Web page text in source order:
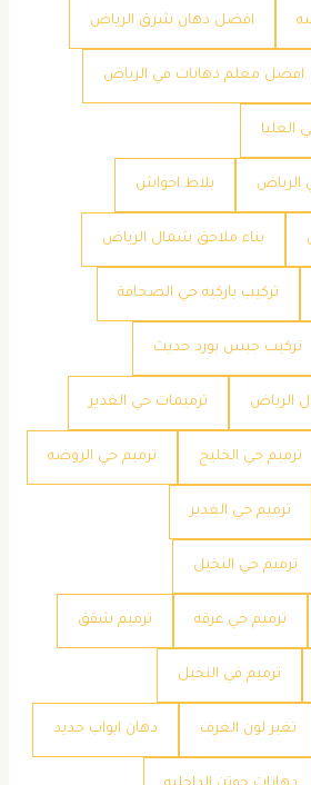
افضل دهان شرق الرياض
افضل معلم دهانات في الرياض
الرياض بلاط احواش
بناء ملاحق شمال الرياض
تركيب باركيه حي الصحافة
تركيب جبس بورد حديث
الرياض ترميمات حي الغدير
ترميم حي الخليج ترميم حي الروضه
ترميم حي الغدير
ترميم حي النخيل
ترميم حي عرقه ترميم شقق
ترميم في النخيل
تغير لون الغرف دهان ابواب حديد